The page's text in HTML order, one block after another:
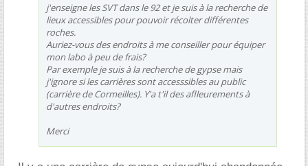
j'enseigne les SVT dans le 92 et je suis à la recherche de
lieux accessibles pour pouvoir récolter différentes
roches.
Auriez-vous des endroits à me conseiller pour équiper
mon labo à peu de frais?
Par exemple je suis à la recherche de gypse mais
j'ignore si les carrières sont accesssibles au public
(carrière de Cormeilles). Y'a t'il des aflleurements à
d'autres endroits?
Merci